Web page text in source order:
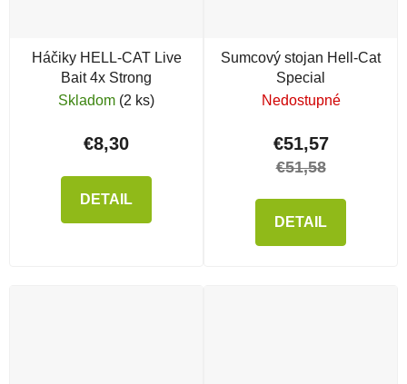
Háčiky HELL-CAT Live
Bait 4x Strong
Skladom (2 ks)
€8,30
DETAIL
Sumcový stojan Hell-Cat
Special
Nedostupné
€51,57
€51,58
DETAIL